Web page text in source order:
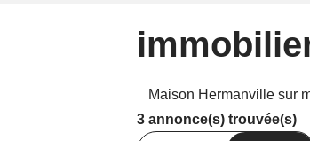
Maison Hermanville sur
3 annonce(s) trouvée(s)